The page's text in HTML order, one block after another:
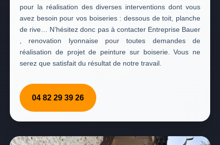
pour la réalisation des diverses interventions dont vous
avez besoin pour vos boiseries : dessous de toit, planche
de rive… N’hésitez donc pas à contacter Entreprise Bauer
, renovation lyonnaise pour toutes demandes de
réalisation de projet de peinture sur boiserie. Vous ne
serez que satisfait du résultat de notre travail.
04 82 29 39 26